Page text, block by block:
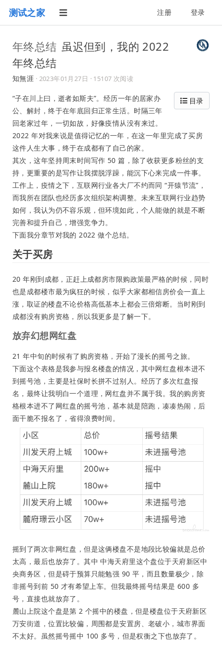
测试之家 注册 登录
年终总结 虽迟但到，我的 2022
年终总结
知無涯 · 2023年01月27日 · 15107 次阅读
目录
“子在川上曰，逝者如斯夫”。经历一年的居家办
公、解封，终于在年底回归正常生活。时隔三年
回老家过年，一切如故，好像疫情从没有来过。
2022 年对我来说是值得记忆的一年，在这一年里完成了买房
这件人生大事，终于在成都有了自己的家。
其次，这年坚持周末时间写作 50 篇，除了收获更多粉丝的支
持，更重要的是写作让我摆脱浮躁，能沉下心来完成一件事。
工作上，疫情之下，互联网行业各大厂不约而同 “开猿节流”，
而我所在团队也经历多次组织架构调整。未来互联网行业趋势
如何，我认为仍不容乐观，但环境如此，个人能做的就是不断
完善和提升自己，增强竞争力。
下面我分章节对我的 2022 做个总结。
关于买房
20 年刚到成都，正赶上成都房市限购政策最严格的时候，同时
也是成都楼市最为疯狂的时候，似乎大家都相信房价会一直上
涨，取证的楼盘不论价格高低基本上都会三倍熔断。当时刚到
成都没有购房资格，所以我更多是了解一下。
放弃幻想网红盘
21 年中旬的时候有了购房资格，开始了漫长的摇号之旅。
下面这个表格是我参与报名楼盘的情况，其中网红盘根本进不
到摇号池，主要是社保时长拼不过别人。经历了多次红盘报
名，最终让我明白一个道理，网红盘并不属于我。我的购房资
格根本进不了网红盘的摇号池，基本就是陪跑，凑凑热闹，后
面干脆不报名了，省得浪费时间。
摇到了两次非网红盘，但是这俩楼盘不是地段比较偏就是总价
太高，最后也放弃了。其中 中海天府里这个盘位于天府新区中
央商务区，但是碍于预算只能勉强 90 平，而且数量极少，除
非摇号到前 50 才有希望上车。但我最终摇号结果是 600 多
号，直接也就放弃了。
麓山上院这个盘是第 2 个摇中的楼盘，但是楼盘位于天府新区
万安街道，位置比较偏，周围都是安置房、老破小，城市界面
不太好。虽然摇号摇中 100 多号，但是权衡之下也放弃了。